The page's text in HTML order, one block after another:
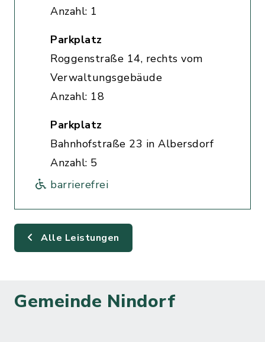
Anzahl: 1
Parkplatz
Roggenstraße 14, rechts vom
Verwaltungsgebäude
Anzahl: 18
Parkplatz
Bahnhofstraße 23 in Albersdorf
Anzahl: 5
barrierefrei
Alle Leistungen
Gemeinde Nindorf